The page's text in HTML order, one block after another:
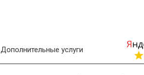
Дополнительные услуги